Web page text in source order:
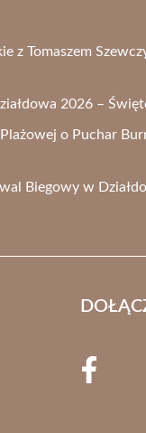
z Tomaszem
2026 –
o Puchar
Biegowy w